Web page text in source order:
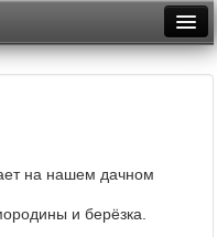
на нашем дачном
и берёзка.